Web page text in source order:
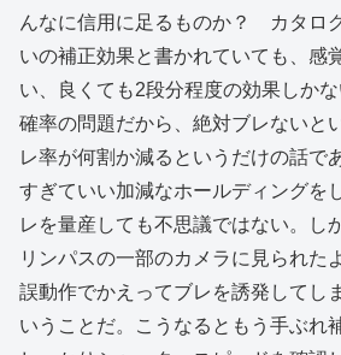
んなに信用に足るものか？ カタロ
いの補正効果と書かれていても、感
い、良くても2段分程度の効果しか
確率の問題だから、絶対ブレないと
レ率が何割か減るというだけの話で
すぎていい加減なホールディングを
レを量産しても不思議ではない。し
リンパスの一部のカメラに見られた
誤動作でかえってブレを誘発してし
いうことだ。こうなるともう手ぶれ